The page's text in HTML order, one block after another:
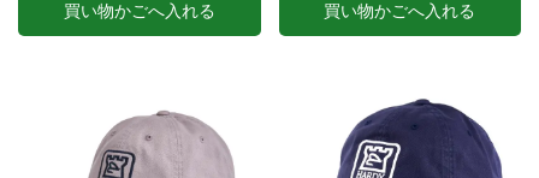
買い物かごへ入れる 買い物かごへ入れる